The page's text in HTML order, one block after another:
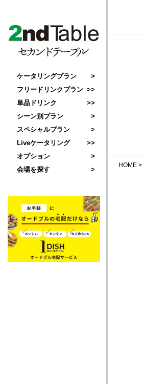
ケータリングプラン
フリードリンクプラン
単品ドリンク
シーン別プラン
スペシャルプラン
Liveケータリング
オプション
会場を探す
HOME >